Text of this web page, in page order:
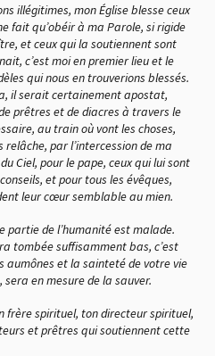
illégitimes, mon Église blesse ceux
fait qu’obéir à ma Parole, si rigide
et ceux qui la soutiennent sont
c’est moi en premier lieu et le
qui nous en trouverions blessés.
il serait certainement apostat,
prêtres et de diacres à travers le
au train où vont les choses,
par l’intercession de ma
Ciel, pour le pape, ceux qui lui sont
et pour tous les évêques,
leur cœur semblable au mien.
partie de l’humanité est malade.
tombée suffisamment bas, c’est
aumônes et la sainteté de votre vie
en mesure de la sauver.
frère spirituel, ton directeur spirituel,
et prêtres qui soutiennent cette